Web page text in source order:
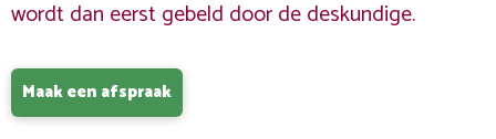
wordt dan eerst gebeld door de deskundige.
Maak een afspraak